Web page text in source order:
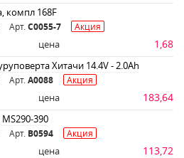
компл 168F
Арт. C0055-7 Акция
цена 1,68
Хитачи 14.4V - 2.0Аh
Арт. A0088 Акция
цена 183,64
390
Арт. B0594 Акция
цена 113,72